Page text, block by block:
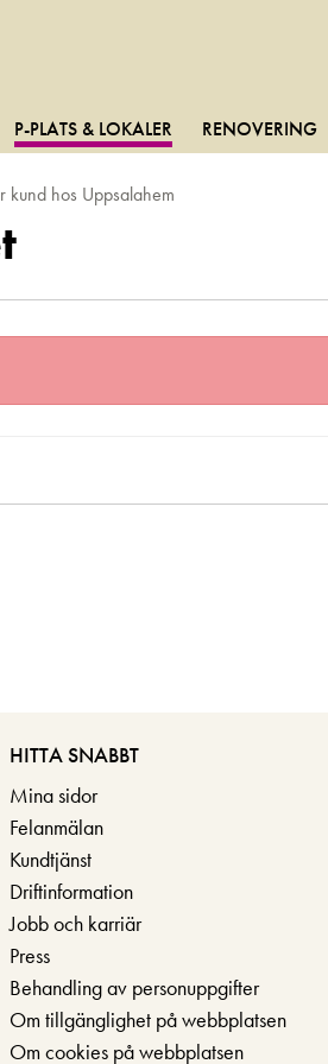
P-PLATS & LOKALER RENOVERING
hos Uppsalahem
HITTA SNABBT
Mina sidor
Felanmälan
Kundtjänst
Driftinformation
Jobb och karriär
Press
Behandling av personuppgifter
Om tillgänglighet på webbplatsen
Om cookies på webbplatsen